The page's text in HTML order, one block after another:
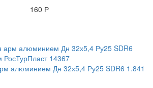
160 Р
алюминием Дн 32х5,4 Ру25 SDR6 1.841